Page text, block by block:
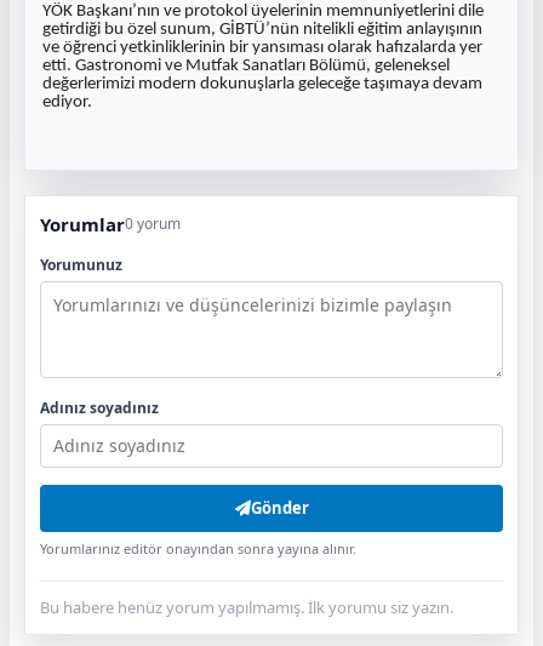
YÖK Başkanı’nın ve protokol üyelerinin memnuniyetlerini dile
getirdiği bu özel sunum, GİBTÜ’nün nitelikli eğitim anlayışının
ve öğrenci yetkinliklerinin bir yansıması olarak hafızalarda yer
etti. Gastronomi ve Mutfak Sanatları Bölümü, geleneksel
değerlerimizi modern dokunuşlarla geleceğe taşımaya devam
ediyor.
Yorumlar0 yorum
Yorumunuz
Adınız soyadınız
Gönder
Yorumlarınız editör onayından sonra yayına alınır.
Bu habere henüz yorum yapılmamış. İlk yorumu siz yazın.